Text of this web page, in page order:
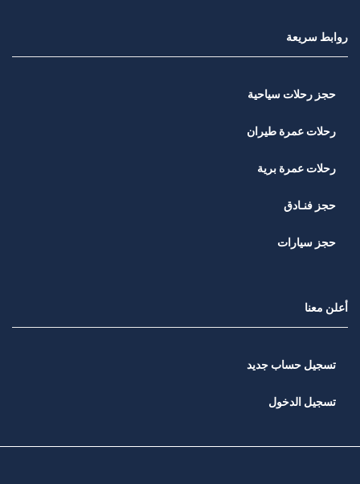
روابط سريعة
حجز رحلات سياحية
رحلات عمرة طيران
رحلات عمرة برية
حجز فنـادق
حجز سيارات
أعلن معنا
تسجيل حساب جديد
تسجيل الدخول